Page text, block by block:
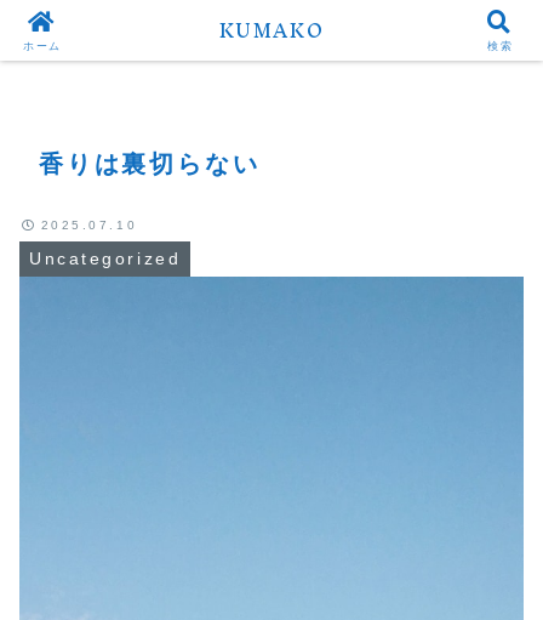
Uncategorized
香りは裏切らない
Uncategorized
2025.07.10
ホーム KUMAKO 検索